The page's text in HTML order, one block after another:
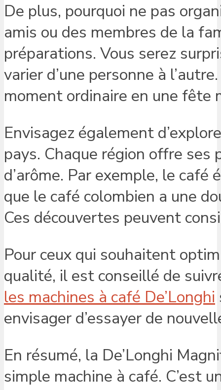
De plus, pourquoi ne pas
amis ou des membres de la
préparations. Vous serez
varier d’une personne à
moment ordinaire en une fête
Envisagez également
pays. Chaque région offre
d’arôme. Par exemple, le
que le café colombien a une
Ces découvertes peuvent
Pour ceux qui souhaitent
qualité, il est conseillé de
les machines à café De’Longhi
envisager d’essayer de
En résumé, la De’Longhi
simple machine à café. C’est